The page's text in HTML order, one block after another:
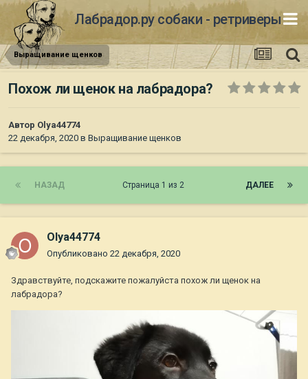
Лабрадор.ру собаки - ретриверы
Выращивание щенков
Похож ли щенок на лабрадора?
Автор Olya44774
22 декабря, 2020 в Выращивание щенков
НАЗАД ДАЛЕЕ
Страница 1 из 2
Olya44774
Опубликовано 22 декабря, 2020
Здравствуйте, подскажите пожалуйста похож ли щенок на
лабрадора?